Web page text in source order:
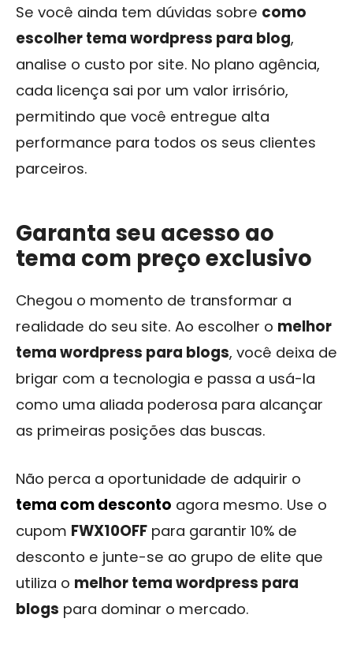
Se você ainda tem dúvidas sobre como
escolher tema wordpress para blog,
analise o custo por site. No plano agência,
cada licença sai por um valor irrisório,
permitindo que você entregue alta
performance para todos os seus clientes
parceiros.
Garanta seu acesso ao
tema com preço exclusivo
Chegou o momento de transformar a
realidade do seu site. Ao escolher o melhor
tema wordpress para blogs, você deixa de
brigar com a tecnologia e passa a usá-la
como uma aliada poderosa para alcançar
as primeiras posições das buscas.
Não perca a oportunidade de adquirir o
tema com desconto agora mesmo. Use o
cupom FWX10OFF para garantir 10% de
desconto e junte-se ao grupo de elite que
utiliza o melhor tema wordpress para
blogs para dominar o mercado.